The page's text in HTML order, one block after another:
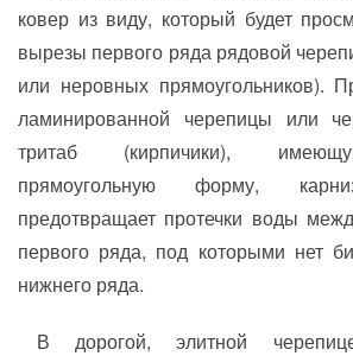
ковер из виду, который будет
вырезы первого ряда рядовой
или неровных прямоугольников).
ламинированной черепицы или
тритаб (кирпичики),
прямоугольную форму,
предотвращает протечки воды
первого ряда, под которыми нет
нижнего ряда.
В дорогой, элитной